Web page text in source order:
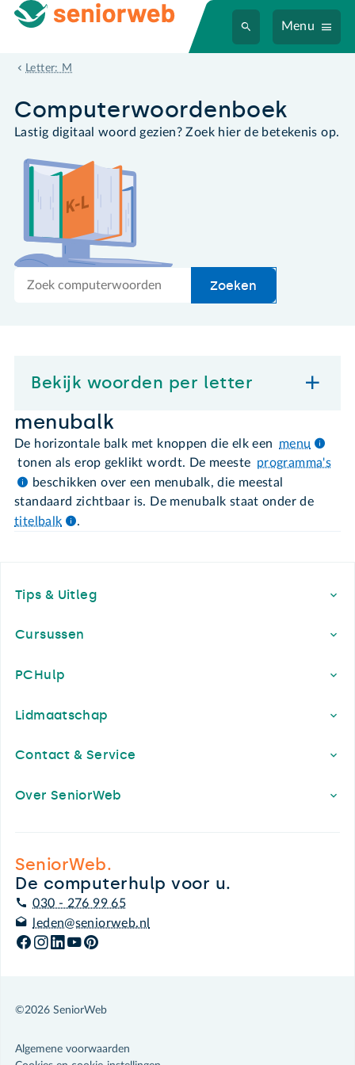
Menu
Letter: M
menubalk
Computer­woordenboek
Lastig digitaal woord gezien? Zoek hier de betekenis op.
Zoek
Zoeken
Bekijk woorden per letter
menubalk
De horizontale balk met knoppen die elk een
menu
tonen als erop geklikt wordt. De meeste programma's
beschikken over een menubalk, die meestal
standaard zichtbaar is. De menubalk staat onder de
titelbalk
.
Tips & Uitleg
Cursussen
PCHulp
Lidmaatschap
Contact & Service
Over SeniorWeb
SeniorWeb.
De computerhulp voor u.
030 - 276 99 65
leden@seniorweb.nl
©2026 SeniorWeb
Algemene voorwaarden